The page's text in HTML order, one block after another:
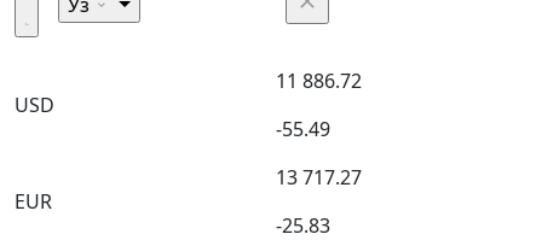
USD
11 886.72
-55.49
EUR
13 717.27
-25.83